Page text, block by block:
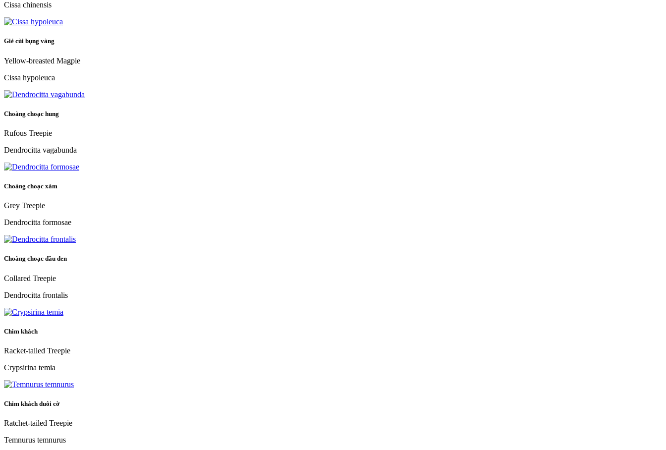
Cissa chinensis
Giẻ cùi bụng vàng
Yellow-breasted Magpie
Cissa hypoleuca
Choàng choạc hung
Rufous Treepie
Dendrocitta vagabunda
Choàng choạc xám
Grey Treepie
Dendrocitta formosae
Choàng choạc đầu đen
Collared Treepie
Dendrocitta frontalis
Chim khách
Racket-tailed Treepie
Crypsirina temia
Chim khách đuôi cờ
Ratchet-tailed Treepie
Temnurus temnurus